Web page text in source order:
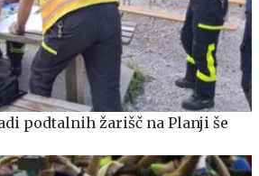
podtalnih žarišč na Planji še